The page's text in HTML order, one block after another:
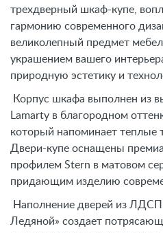
трехдверный шкаф-купе,
гармонию современного
великолепный предмет
украшением вашего
природную эстетику и
Корпус шкафа выполнен из
Lamarty в благородном
который напоминает теплые
Двери-купе оснащены
профилем Stern в матовом
придающим изделию
Наполнение дверей из ЛДСП
Ледяной» создает